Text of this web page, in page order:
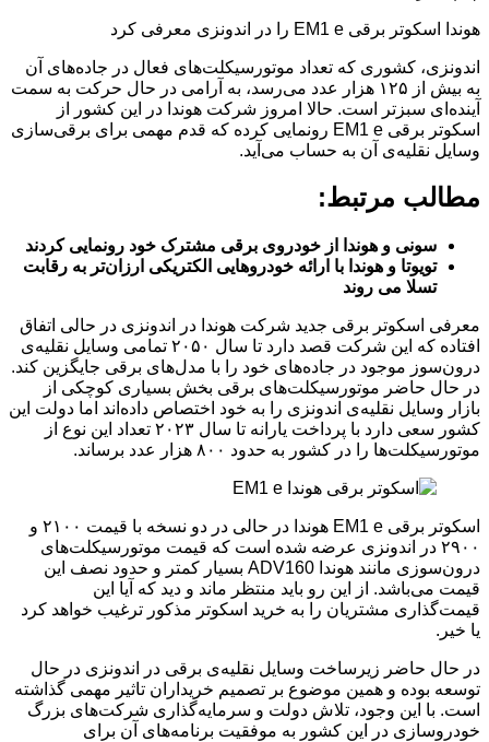
هوندا اسکوتر برقی EM1 e را در اندونزی معرفی کرد
اندونزی، کشوری که تعداد موتورسیکلت‌های فعال در جاده‌های آن
به بیش از ۱۲۵ هزار عدد می‌رسد، به آرامی در حال حرکت به سمت
آینده‌ای سبزتر است. حالا امروز شرکت هوندا در این کشور از
اسکوتر برقی EM1 e رونمایی کرده که قدم مهمی برای برقی‌سازی
وسایل نقلیه‌ی آن به حساب می‌آید.
مطالب مرتبط:
سونی و هوندا از خودروی برقی مشترک خود رونمایی کردند
تویوتا و هوندا با ارائه خودروهایی الکتریکی ارزان‌تر به رقابت
تسلا می روند
معرفی اسکوتر برقی جدید شرکت هوندا در اندونزی در حالی اتفاق
افتاده که این شرکت قصد دارد تا سال ۲۰۵۰ تمامی وسایل نقلیه‌ی
درون‌سوز موجود در جاده‌های خود را با مدل‌های برقی جایگزین کند.
در حال حاضر موتورسیکلت‌های برقی بخش بسیاری کوچکی از
بازار وسایل نقلیه‌ی اندونزی را به خود اختصاص داده‌اند اما دولت این
کشور سعی دارد با پرداخت یارانه‌ تا سال ۲۰۲۳ تعداد این نوع از
موتورسیکلت‌ها را در کشور به حدود ۸۰۰ هزار عدد برساند.
اسکوتر برقی EM1 e هوندا در حالی در دو نسخه با قیمت ۲۱۰۰ و
۲۹۰۰ در اندونزی عرضه شده است که قیمت موتورسیکلت‌های
درون‌سوزی مانند هوندا ADV160 بسیار کمتر و حدود نصف این
قیمت می‌باشد. از این رو باید منتظر ماند و دید که آیا این
قیمت‌گذاری مشتریان را به خرید اسکوتر مذکور ترغیب خواهد کرد
یا خیر.
در حال حاضر زیرساخت‌ وسایل نقلیه‌ی برقی در اندونزی در حال
توسعه بوده و همین موضوع بر تصمیم خریداران تاثیر مهمی گذاشته
است. با این وجود، تلاش دولت و سرمایه‌گذاری شرکت‌های بزرگ
خودروسازی در این کشور به موفقیت برنامه‌های آن برای